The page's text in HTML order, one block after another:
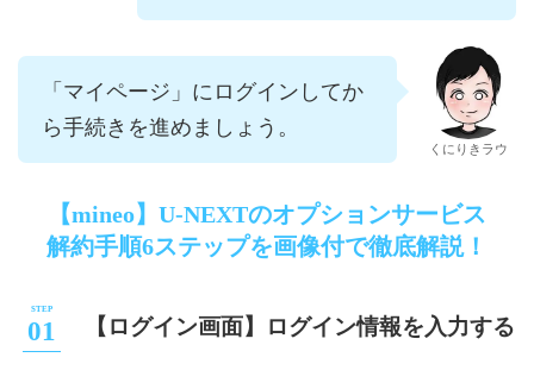
「マイページ」にログインしてか
ら手続きを進めましょう。
くにりきラウ
【mineo】U-NEXTのオプションサービス
解約手順6ステップを画像付で徹底解説！
【ログイン画面】ログイン情報を入力する